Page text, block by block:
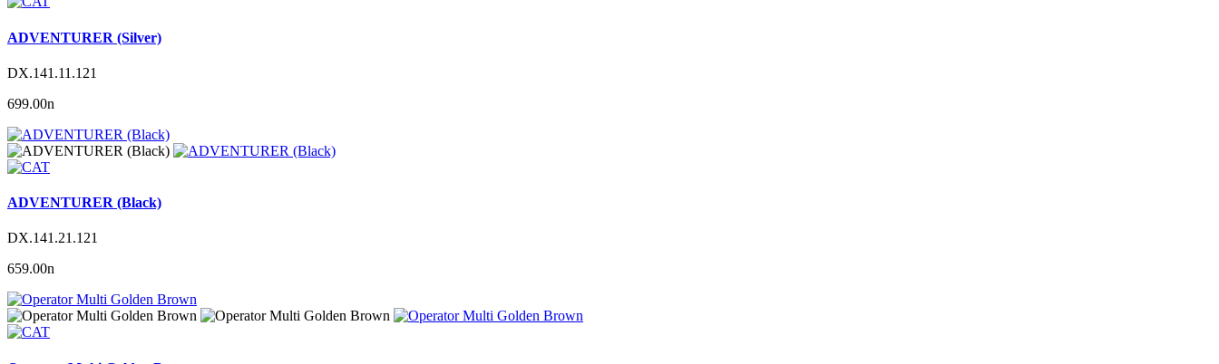
ADVENTURER (Silver)
DX.141.11.121
699.00n
ADVENTURER (Black)
DX.141.21.121
659.00n